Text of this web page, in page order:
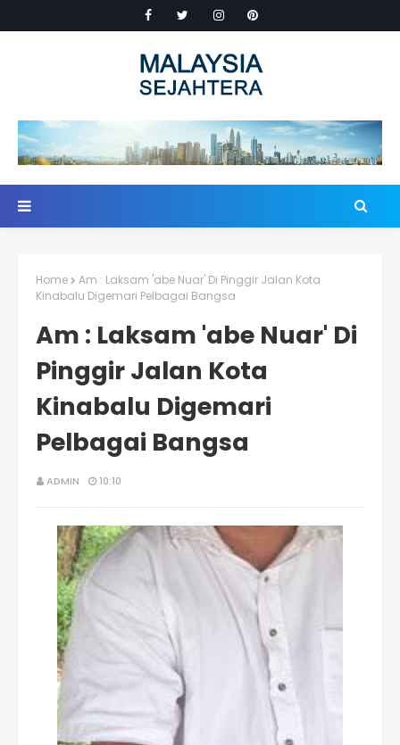
Home
Am : Laksam 'abe Nuar' Di Pinggir Jalan Kota
Kinabalu Digemari Pelbagai Bangsa
Am : Laksam 'abe Nuar' Di
Pinggir Jalan Kota
Kinabalu Digemari
Pelbagai Bangsa
ADMIN 10:10